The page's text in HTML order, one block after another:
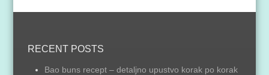
RECENT POSTS
Bao buns recept – detaljno upustvo korak po korak